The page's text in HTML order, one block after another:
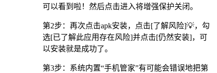
可以看到啦！然后点击进入将增强保护关闭。
第2步：再次点击apk安装，点击[了解风险]💡，勾
选[已了解此应用存在风险]并点击[仍然安装]，可
以安装就是成功了。
第3步：系统内置“手机管家”有可能会错误地把第